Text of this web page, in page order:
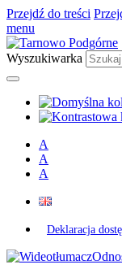
Przejdź do treści
menu
Wyszukiwarka
A
A
A
Deklaracja